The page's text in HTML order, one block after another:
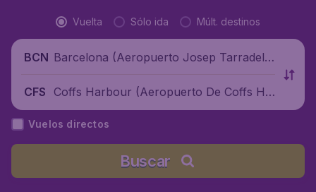
Vuelta Sólo ida Múlt. destinos
BCN Barcelona (Aeropuerto Josep Tarradella
CFS
Coffs Harbour (Aeropuerto De Coffs Ha
rbour), Australia
Vuelos directos
Buscar